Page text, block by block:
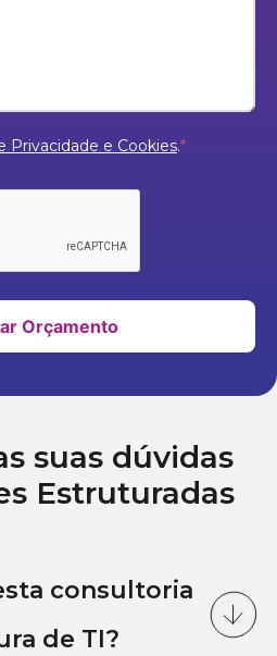
Privacidade e Cookies.*
Orçamento
suas dúvidas
Estruturadas
consultoria
de TI?